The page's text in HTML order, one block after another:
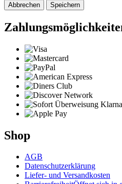
Abbrechen Speichern
Shop
AGB
Datenschutzerklärung
Liefer- und Versandkosten